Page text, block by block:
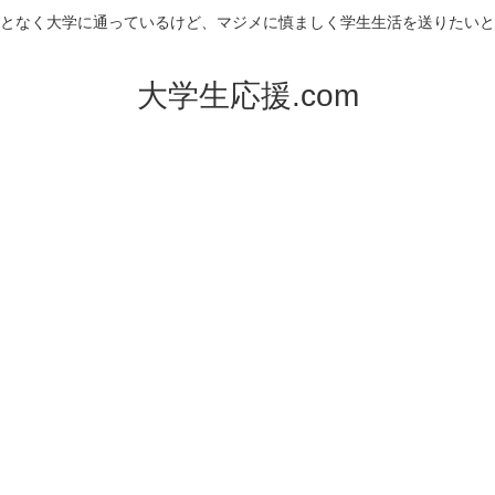
なく大学に通っているけど、マジメに慎ましく学生生活を送りたい
大学生応援.com